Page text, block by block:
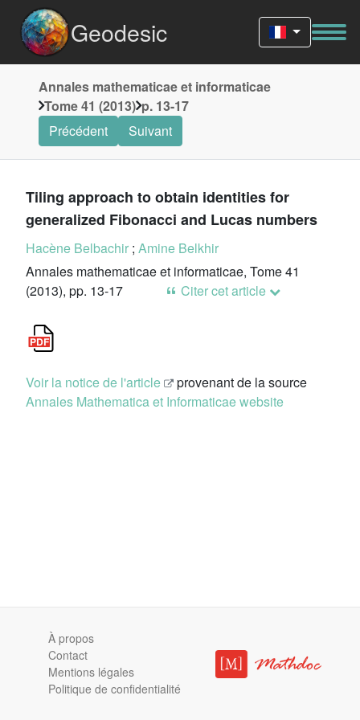
Geodesic
Annales mathematicae et informaticae
Tome 41 (2013) p. 13-17
Précédent
Suivant
Tiling approach to obtain identities for
generalized Fibonacci and Lucas numbers
Hacène Belbachir ; Amine Belkhir
Annales mathematicae et informaticae, Tome 41
(2013), pp. 13-17
Citer cet article
Voir la notice de l'article
provenant de la source
Annales Mathematica et Informaticae website
À propos
Contact
Mentions légales
Politique de confidentialité